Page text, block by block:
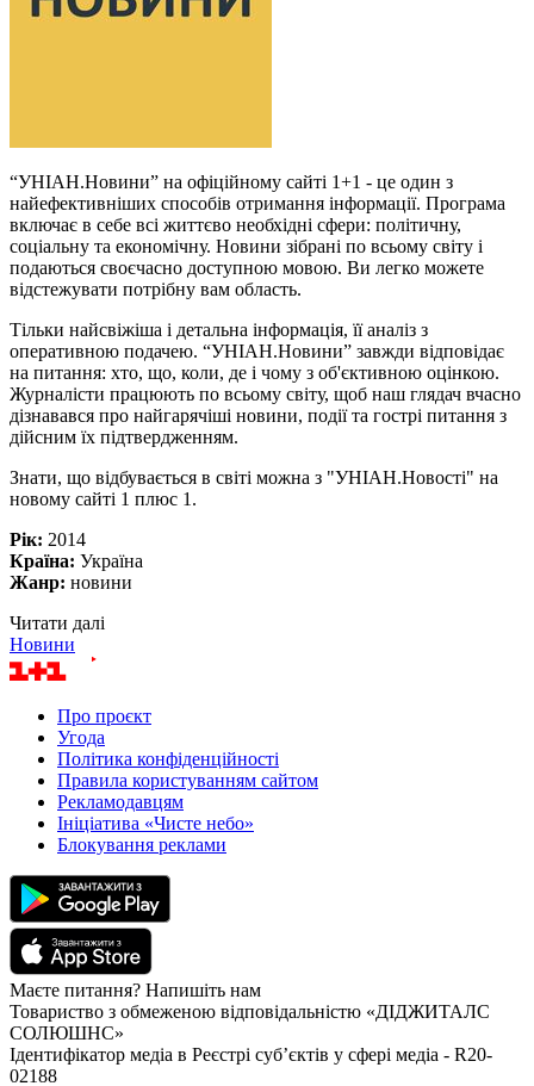
“УНІАН.Новини” на офіційному сайті 1+1 - це один з
найефективніших способів отримання інформації. Програма
включає в себе всі життєво необхідні сфери: політичну,
соціальну та економічну. Новини зібрані по всьому світу і
подаються своєчасно доступною мовою. Ви легко можете
відстежувати потрібну вам область.
Тільки найсвіжіша і детальна інформація, її аналіз з
оперативною подачею. “УНІАН.Новини” завжди відповідає
на питання: хто, що, коли, де і чому з об'єктивною оцінкою.
Журналісти працюють по всьому світу, щоб наш глядач вчасно
дізнавався про найгарячіші новини, події та гострі питання з
дійсним їх підтвердженням.
Знати, що відбувається в світі можна з "УНІАН.Новості" на
новому сайті 1 плюс 1.
Рік: 2014
Країна: Україна
Жанр: новини
Читати далі
Новини
Про проєкт
Угода
Політика конфіденційності
Правила користуванням сайтом
Рекламодавцям
Ініціатива «Чисте небо»
Блокування реклами
Маєте питання? Напишіть нам
Товариство з обмеженою відповідальністю «ДІДЖИТАЛС
СОЛЮШНС»
Ідентифікатор медіа в Реєстрі суб’єктів у сфері медіа - R20-
02188